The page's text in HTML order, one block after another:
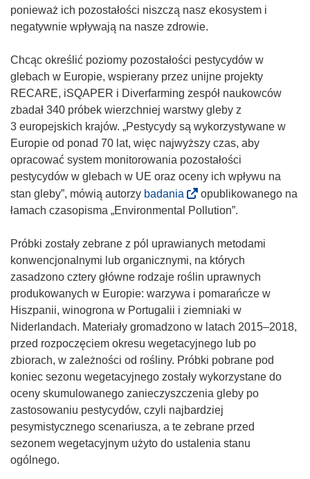
ponieważ ich pozostałości niszczą nasz ekosystem i
negatywnie wpływają na nasze zdrowie.
Chcąc określić poziomy pozostałości pestycydów w
glebach w Europie, wspierany przez unijne projekty
RECARE, iSQAPER i Diverfarming zespół naukowców
zbadał 340 próbek wierzchniej warstwy gleby z
3 europejskich krajów. „Pestycydy są wykorzystywane w
Europie od ponad 70 lat, więc najwyższy czas, aby
opracować system monitorowania pozostałości
pestycydów w glebach w UE oraz oceny ich wpływu na
stan gleby”, mówią autorzy badania
o
n
o
ś
n
i
k
o
t
w
o
r
z
y
opublikowanego na
łamach czasopisma „Environmental Pollution”.
Próbki zostały zebrane z pól uprawianych metodami
konwencjonalnymi lub organicznymi, na których
zasadzono cztery główne rodzaje roślin uprawnych
produkowanych w Europie: warzywa i pomarańcze w
Hiszpanii, winogrona w Portugalii i ziemniaki w
Niderlandach. Materiały gromadzono w latach 2015–2018,
przed rozpoczęciem okresu wegetacyjnego lub po
zbiorach, w zależności od rośliny. Próbki pobrane pod
koniec sezonu wegetacyjnego zostały wykorzystane do
oceny skumulowanego zanieczyszczenia gleby po
zastosowaniu pestycydów, czyli najbardziej
pesymistycznego scenariusza, a te zebrane przed
sezonem wegetacyjnym użyto do ustalenia stanu
ogólnego.